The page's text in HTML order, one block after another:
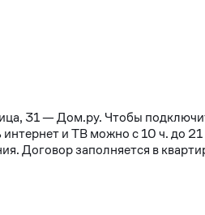
31 — Дом.ру. Чтобы
и ТВ можно с 10 ч. до
Договор заполняется в